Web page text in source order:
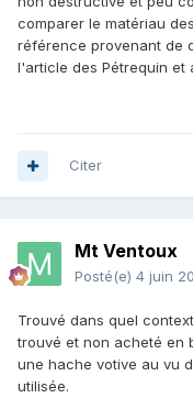
comparer le matériau
référence provenant de
l'article des Pétrequin et
Citer
Mt Ventoux
Posté(e) 4 juin
Trouvé dans quel
trouvé et non acheté en
une hache votive au vu
utilisée.